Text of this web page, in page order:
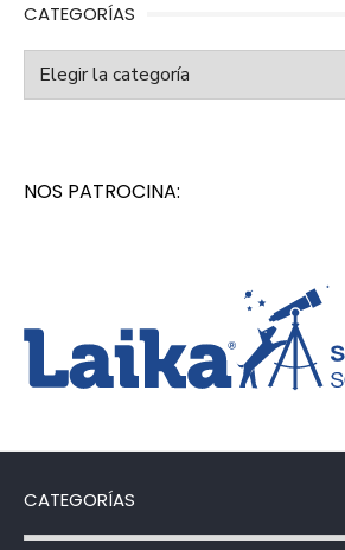
CATEGORÍAS
Categorías
NOS PATROCINA:
CATEGORÍAS